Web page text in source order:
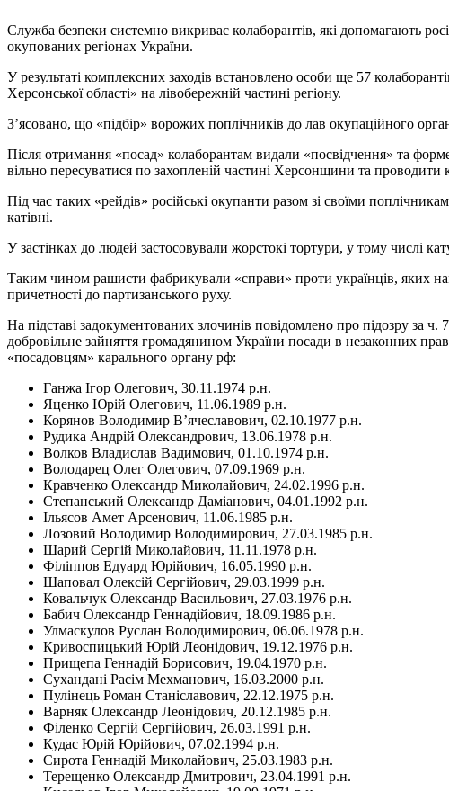
Служба безпеки системно викриває колаборантів, які допомагають
окупованих регіонах України.
У результаті комплексних заходів встановлено особи ще 57
Херсонської області» на лівобережній частині регіону.
Зʼясовано, що «підбір» ворожих поплічників до лав окупаційного
Після отримання «посад» колаборантам видали «посвідчення» та
вільно пересуватися по захопленій частині Херсонщини та проводити
Під час таких «рейдів» російські окупанти разом зі своїми
катівні.
У застінках до людей застосовували жорстокі тортури, у тому числі
Таким чином рашисти фабрикували «справи» проти українців, яких
причетності до партизанського руху.
На підставі задокументованих злочинів повідомлено про підозру за ч.
добровільне зайняття громадянином України посади в незаконних
«посадовцям» карального органу рф:
Ганжа Ігор Олегович, 30.11.1974 р.н.
Яценко Юрій Олегович, 11.06.1989 р.н.
Корянов Володимир В’ячеславович, 02.10.1977 р.н.
Рудика Андрій Олександрович, 13.06.1978 р.н.
Волков Владислав Вадимович, 01.10.1974 р.н.
Володарец Олег Олегович, 07.09.1969 р.н.
Кравченко Олександр Миколайович, 24.02.1996 р.н.
Степанський Олександр Даміанович, 04.01.1992 р.н.
Ільясов Амет Арсенович, 11.06.1985 р.н.
Лозовий Володимир Володимирович, 27.03.1985 р.н.
Шарий Сергій Миколайович, 11.11.1978 р.н.
Філіппов Едуард Юрійович, 16.05.1990 р.н.
Шаповал Олексій Сергійович, 29.03.1999 р.н.
Ковальчук Олександр Васильович, 27.03.1976 р.н.
Бабич Олександр Геннадійович, 18.09.1986 р.н.
Улмаскулов Руслан Володимирович, 06.06.1978 р.н.
Кривоспицький Юрій Леонідович, 19.12.1976 р.н.
Прищепа Геннадій Борисович, 19.04.1970 р.н.
Сухандані Расім Мехманович, 16.03.2000 р.н.
Пулінець Роман Станіславович, 22.12.1975 р.н.
Варняк Олександр Леонідович, 20.12.1985 р.н.
Філенко Сергій Сергійович, 26.03.1991 р.н.
Кудас Юрій Юрійович, 07.02.1994 р.н.
Сирота Геннадій Миколайович, 25.03.1983 р.н.
Терещенко Олександр Дмитрович, 23.04.1991 р.н.